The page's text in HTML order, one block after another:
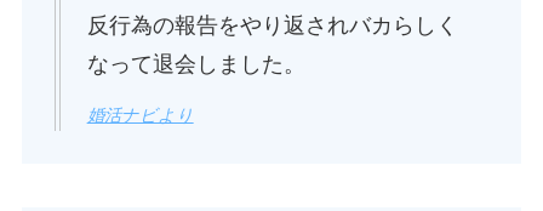
反行為の報告をやり返されバカらしく
なって退会しました。
婚活ナビより